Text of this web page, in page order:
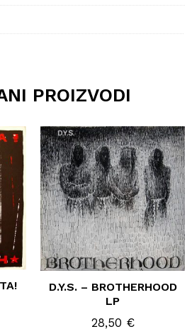
PROIZVODI
D.Y.S. – BROTHERHOOD
LP
28,50 €